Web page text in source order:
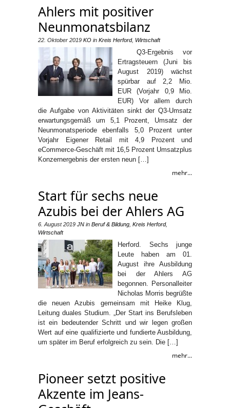
Ahlers mit positiver
Neunmonatsbilanz
22. Oktober 2019 KO in Kreis Herford, Wirtschaft
Q3-Ergebnis vor
Ertragsteuern (Juni bis
August 2019) wächst
spürbar auf 2,2 Mio.
EUR (Vorjahr 0,9 Mio.
EUR) Vor allem durch
die Aufgabe von Aktivitäten sinkt der Q3-Umsatz
erwartungsgemäß um 5,1 Prozent, Umsatz der
Neunmonatsperiode ebenfalls 5,0 Prozent unter
Vorjahr Eigener Retail mit 4,9 Prozent und
eCommerce-Geschäft mit 16,5 Prozent Umsatzplus
Konzernergebnis der ersten neun […]
mehr...
Start für sechs neue
Azubis bei der Ahlers AG
6. August 2019 JN in Beruf & Bildung Kreis Herford,
Wirtschaft
Herford. Sechs junge
Leute haben am 01.
August ihre Ausbildung
bei der Ahlers AG
begonnen. Personalleiter
Nicholas Morris begrüßte
die neuen Azubis gemeinsam mit Heike Klug,
Leitung duales Studium. „Der Start ins Berufsleben
ist ein bedeutender Schritt und wir legen großen
Wert auf eine qualifizierte und fundierte Ausbildung,
um später im Beruf erfolgreich zu sein. Die […]
mehr...
Pioneer setzt positive
Akzente im Jeans-